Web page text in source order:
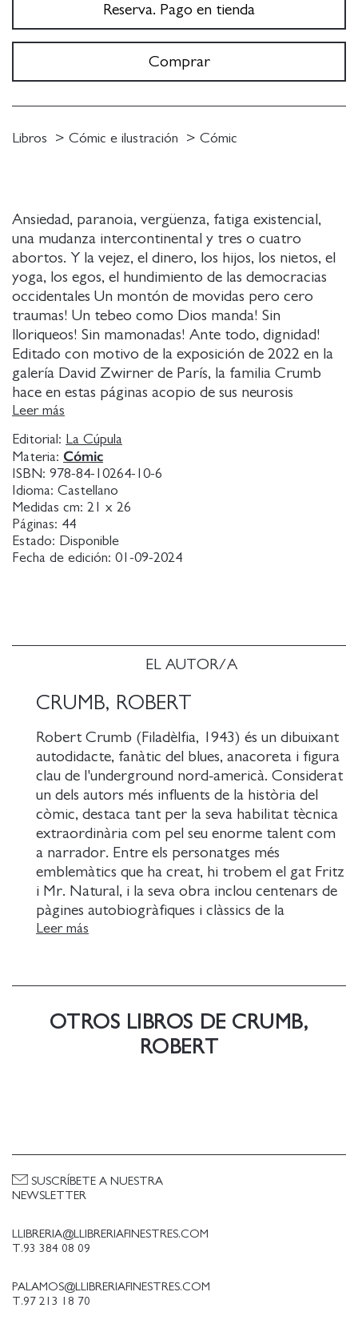
EL AUTOR/A
CRUMB, ROBERT
Robert Crumb (Filadèlfia, 1943) és un dibuixant
autodidacte, fanàtic del blues, anacoreta i figura
clau de l'underground nord-americà. Considerat
un dels autors més influents de la història del
còmic, destaca tant per la seva habilitat tècnica
extraordinària com pel seu enorme talent com
a narrador. Entre els personatges més
emblemàtics que ha creat, hi trobem el gat Fritz
i Mr. Natural, i la seva obra inclou centenars de
pàgines autobiogràfiques i clàssics de la
historieta contemporània com Els meus
documental produïda per David Lynch en què es
seva obra ha merescut premis, homenatges i
exposicions arreu del món, inclosa una
Leer más
Ansiedad, paranoia, vergüenza, fatiga existencial,
una mudanza intercontinental y tres o cuatro
abortos. Y la vejez, el dinero, los hijos, los nietos, el
yoga, los egos, el hundimiento de las democracias
occidentales Un montón de movidas pero cero
traumas! Un tebeo como Dios manda! Sin
lloriqueos! Sin mamonadas! Ante todo, dignidad!
Editado con motivo de la exposición de 2022 en la
galería David Zwirner de París, la familia Crumb
hace en estas páginas acopio de sus neurosis
individuales y colectivas para tallar una muesca más
en la historia del mejor cómic mundial.
Leer más
Editorial: La Cúpula
Materia: Cómic
ISBN: 978-84-10264-10-6
Idioma: Castellano
Medidas cm: 21 x 26
Páginas: 44
Estado: Disponible
Fecha de edición: 01-09-2024
Reserva. Pago en tienda
Comprar
Libros Cómic e ilustración Cómic
OTROS LIBROS DE CRUMB,
ROBERT
LLIBRERIA@LLIBRERIAFINESTRES.COM
T.93 384 08 09
PALAMOS@LLIBRERIAFINESTRES.COM
T.97 213 18 70
SUSCRÍBETE A NUESTRA
NEWSLETTER